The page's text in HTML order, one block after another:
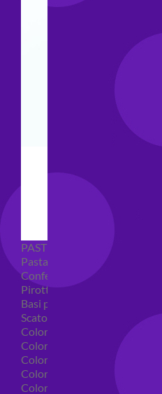
PASTICCERIA
Pasta di zucchero
Confetti
Pirottini
Basi polistirolo per torte
Scatole per torte
Coloranti alimentari
Coloranti alimentari in gel
Colorante alimentare spray
Coloranti alimentari in polvere
Coloranti liquidi